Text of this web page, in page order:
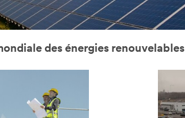
des énergies renouvelables